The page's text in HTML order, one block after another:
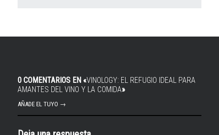
0 COMENTARIOS EN «VINOLOGY: EL REFUGIO IDEAL PARA
AMANTES DEL VINO Y LA COMIDA»
AÑADE EL TUYO →